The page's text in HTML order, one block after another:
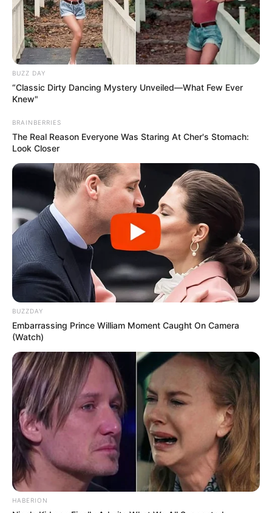
Mariés au premier
BUZZ DAY
“Classic Dirty Dancing Mystery Unveiled—What Few Ever
Knew"
BRAINBERRIES
The Real Reason Everyone Was Staring At Cher's Stomach:
Look Closer
BUZZDAY
Embarrassing Prince William Moment Caught On Camera
(Watch)
HABERION